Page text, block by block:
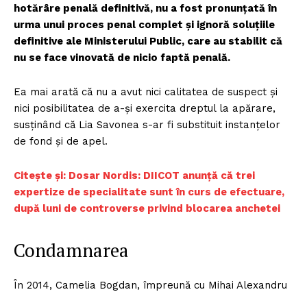
hotărâre penală definitivă, nu a fost pronunțată în
urma unui proces penal complet și ignoră soluțiile
definitive ale Ministerului Public, care au stabilit că
nu se face vinovată de nicio faptă penală.
Ea mai arată că nu a avut nici calitatea de suspect și
nici posibilitatea de a-și exercita dreptul la apărare,
susținând că Lia Savonea s-ar fi substituit instanțelor
de fond și de apel.
Citește și: Dosar Nordis: DIICOT anunță că trei
expertize de specialitate sunt în curs de efectuare,
după luni de controverse privind blocarea anchetei
Condamnarea
În 2014, Camelia Bogdan, împreună cu Mihai Alexandru